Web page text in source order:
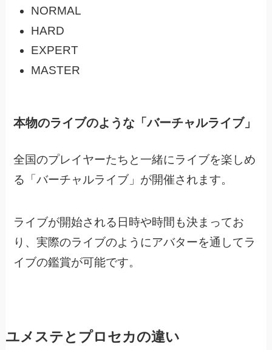
NORMAL
HARD
EXPERT
MASTER
本物のライブのような「バーチャルライブ」
全国のプレイヤーたちと一緒にライブを楽しめ
る「バーチャルライブ」が開催されます。
ライブが開始される日時や時間も決まってお
り、実際のライブのようにアバターを通してラ
イブの鑑賞が可能です。
ユメステとプロセカの違い